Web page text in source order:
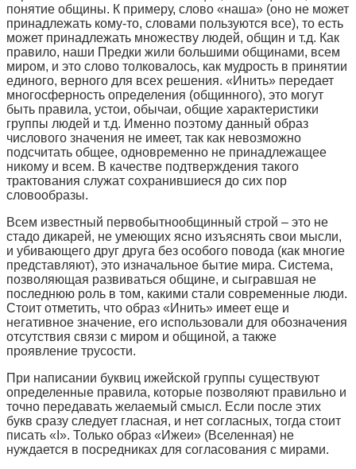
понятие общины. К примеру, слово «наша» (оно не может
принадлежать кому-то, словами пользуются все), то есть
может принадлежать множеству людей, общин и т.д. Как
правило, наши Предки жили большими общинами, всем
миром, и это слово толковалось, как мудрость в принятии
единого, верного для всех решения. «Инить» передает
многосферность определения (общинного), это могут
быть правила, устои, обычаи, общие характеристики
группы людей и т.д. Именно поэтому данный образ
числового значения не имеет, так как невозможно
подсчитать общее, одновременно не принадлежащее
никому и всем. В качестве подтверждения такого
трактования служат сохранившиеся до сих пор
словообразы.
Всем известный первобытнообщинный строй – это не
стадо дикарей, не умеющих ясно изъяснять свои мысли,
и убивающего друг друга без особого повода (как многие
представляют), это изначальное бытие мира. Система,
позволяющая развиваться общине, и сыгравшая не
последнюю роль в том, какими стали современные люди.
Стоит отметить, что образ «Инить» имеет еще и
негативное значение, его использовали для обозначения
отсутствия связи с миром и общиной, а также
проявление трусости.
При написании буквиц ижейской группы существуют
определенные правила, которые позволяют правильно и
точно передавать желаемый смысл. Если после этих
букв сразу следует гласная, и нет согласных, тогда стоит
писать «І». Только образ «Ижеи» (Вселенная) не
нуждается в посредниках для согласования с мирами.